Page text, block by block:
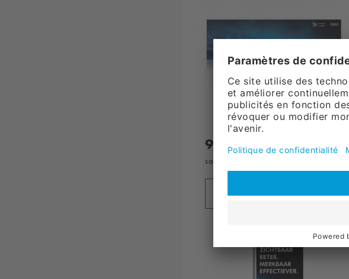
92, 90
sans TVA, plus
Ajouter au panier